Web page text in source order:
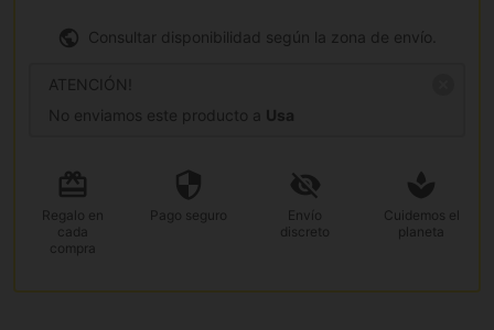
Consultar disponibilidad según la zona de envío.
ATENCIÓN!
No enviamos este producto a Usa
Regalo en
cada
compra
Pago seguro
Envío
discreto
Cuidemos el
planeta